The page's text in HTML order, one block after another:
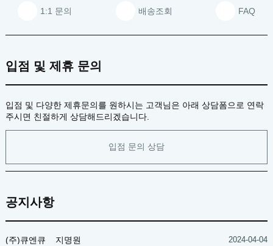
1:1 문의 배송조회 FAQ
입점 및 제휴 문의
입점 및 다양한 제휴문의를 원하시는 고객님은 아래 상담폼으로 연락
주시면 친절하게 상담해드리겠습니다.
입점 문의 상담
공지사항
(주)큐엔큐 _ 지명원 2024-04-04